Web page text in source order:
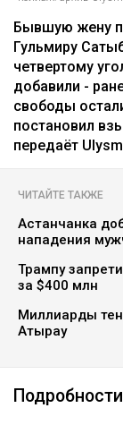
Бывшую жену
Гульмиру
четвертому
добавили -
свободы
постановил
передаёт
ЧИТАЙТЕ ТАКЖЕ
Астанчанка
нападения
Трампу
за $400 млн
Миллиарды
Атырау
Подробности